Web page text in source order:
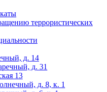
террористических
д. 14
д. 31
13
д. 8, к. 1